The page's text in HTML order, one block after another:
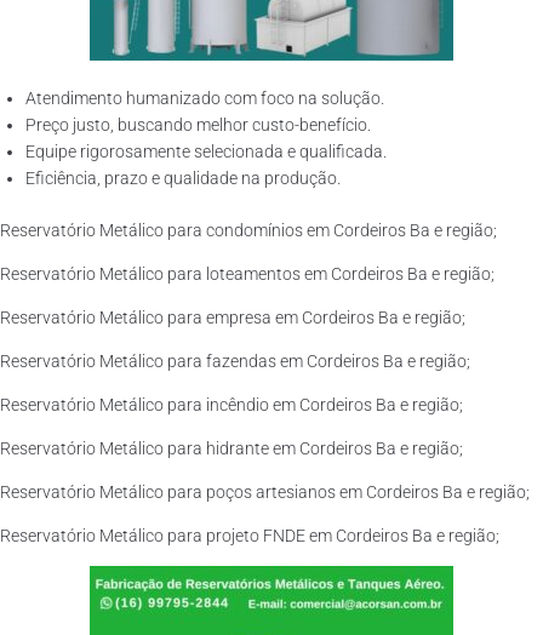
Atendimento humanizado com foco na solução.
Preço justo, buscando melhor custo-benefício.
Equipe rigorosamente selecionada e qualificada.
Eficiência, prazo e qualidade na produção.
Reservatório Metálico para condomínios em Cordeiros Ba e região;
Reservatório Metálico para loteamentos em Cordeiros Ba e região;
Reservatório Metálico para empresa em Cordeiros Ba e região;
Reservatório Metálico para fazendas em Cordeiros Ba e região;
Reservatório Metálico para incêndio em Cordeiros Ba e região;
Reservatório Metálico para hidrante em Cordeiros Ba e região;
Reservatório Metálico para poços artesianos em Cordeiros Ba e região;
Reservatório Metálico para projeto FNDE em Cordeiros Ba e região;